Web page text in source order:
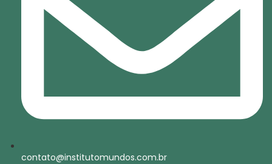
contato@institutomundos.com.br